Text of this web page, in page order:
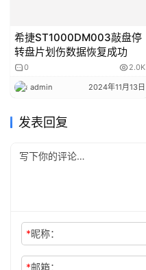
希捷ST1000DM003敲盘停
转盘片划伤数据恢复成功
0 2.0K
admin 2024年11月13日
发表回复
*昵称：
*邮箱：